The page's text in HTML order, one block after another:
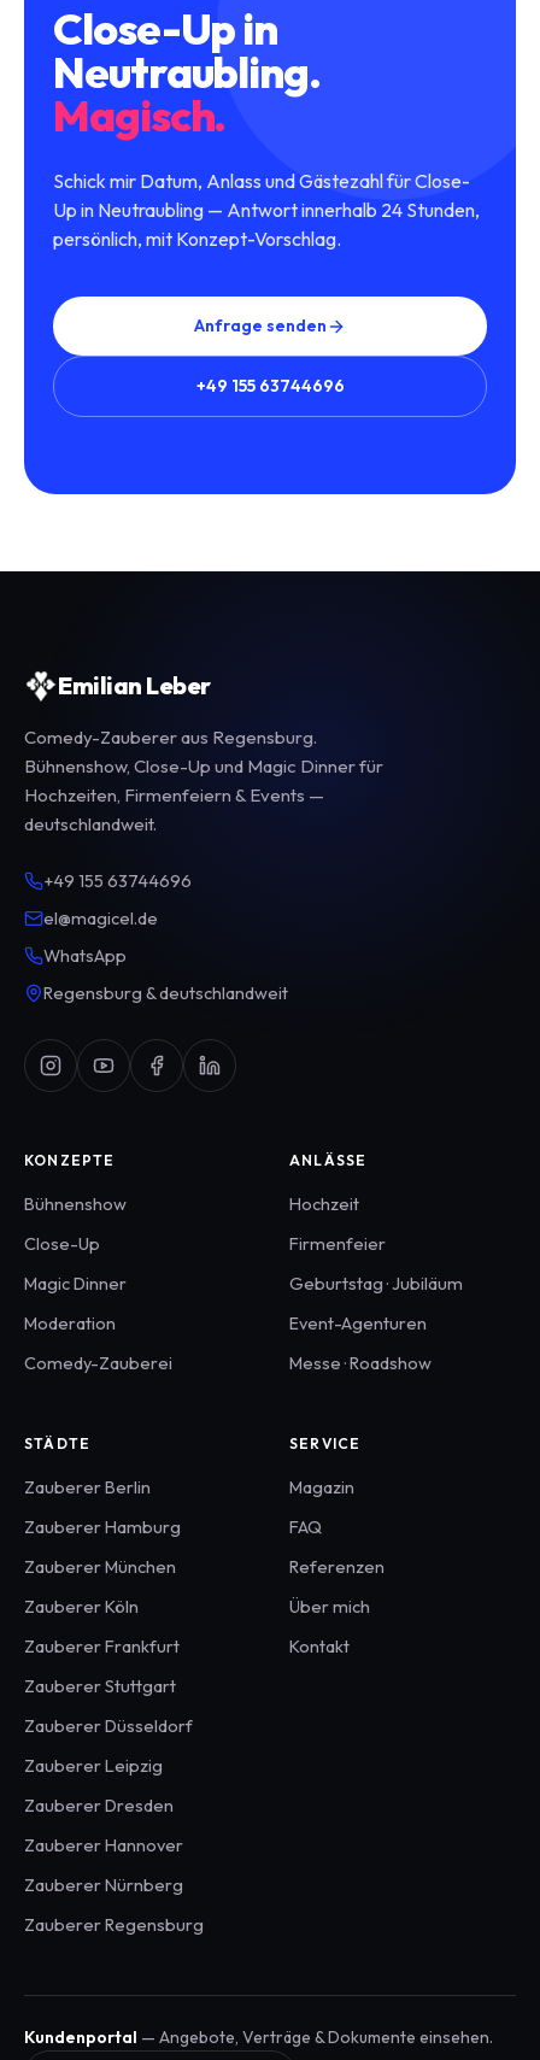
Close-Upin
Neutraubling.
Magisch.
Schick mir Datum, Anlass und Gästezahl für Close-
Up in Neutraubling — Antwort innerhalb 24 Stunden,
persönlich, mit Konzept-Vorschlag.
Anfrage senden
+49 155 63744696
Emilian Leber
Comedy-Zauberer aus Regensburg.
Bühnenshow, Close-Up und Magic Dinner für
Hochzeiten, Firmenfeiern & Events —
deutschlandweit.
+49 155 63744696
el@magicel.de
WhatsApp
Regensburg & deutschlandweit
KONZEPTE
Bühnenshow
Close-Up
Magic Dinner
Moderation
Comedy-Zauberei
ANLÄSSE
Hochzeit
Firmenfeier
Geburtstag · Jubiläum
Event-Agenturen
Messe · Roadshow
STÄDTE
ZaubererBerlin
ZaubererHamburg
ZaubererMünchen
ZaubererKöln
ZaubererFrankfurt
ZaubererStuttgart
ZaubererDüsseldorf
ZaubererLeipzig
ZaubererDresden
ZaubererHannover
ZaubererNürnberg
ZaubererRegensburg
SERVICE
Magazin
FAQ
Referenzen
Über mich
Kontakt
Kundenportal — Angebote, Verträge & Dokumente einsehen.